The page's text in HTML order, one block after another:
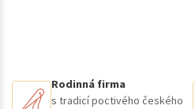
Rodinná firma
s tradicí poctivého českého